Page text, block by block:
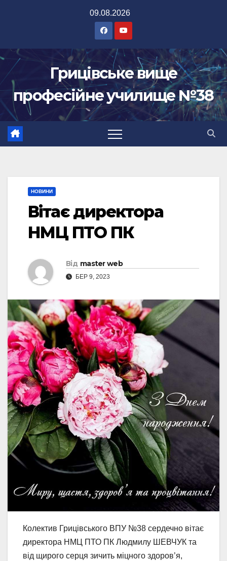
09.08.2026
Грицівське вище
професійне училище №38
НОВИНИ
Вітає директора
НМЦ ПТО ПК
Від master web
БЕР 9, 2023
Колектив Грицівського ВПУ №38 сердечно вітає
директора НМЦ ПТО ПК Людмилу ШЕВЧУК та
від щирого серця зичить міцного здоров’я,